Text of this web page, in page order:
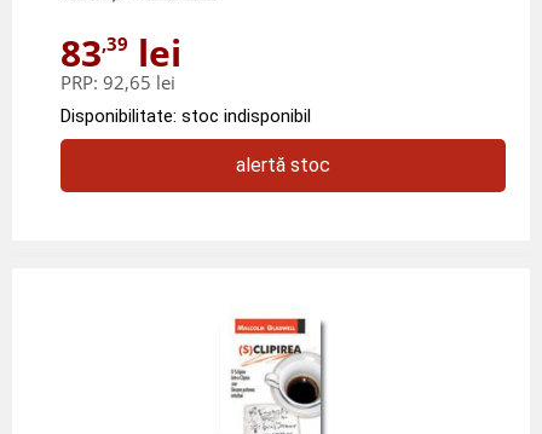
83,39 lei
PRP: 92,65 lei
Disponibilitate: stoc indisponibil
alertă stoc